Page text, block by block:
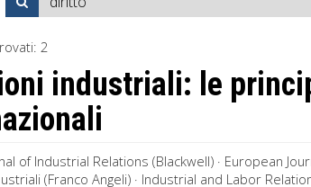
2
industriali: le
of Industrial Relations (Blackwell) · European
(Franco Angeli) · Industrial and Labor